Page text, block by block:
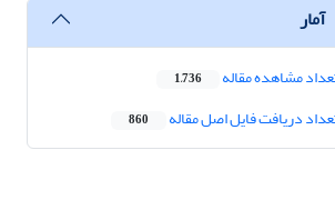
آمار
مشاهده مقاله 1,736
دریافت فایل اصل مقاله 860